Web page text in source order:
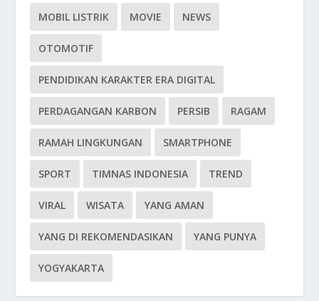
MOBIL LISTRIK MOVIE NEWS
OTOMOTIF
PENDIDIKAN KARAKTER ERA DIGITAL
PERDAGANGAN KARBON PERSIB RAGAM
RAMAH LINGKUNGAN SMARTPHONE
SPORT TIMNAS INDONESIA TREND
VIRAL WISATA YANG AMAN
YANG DI REKOMENDASIKAN YANG PUNYA
YOGYAKARTA